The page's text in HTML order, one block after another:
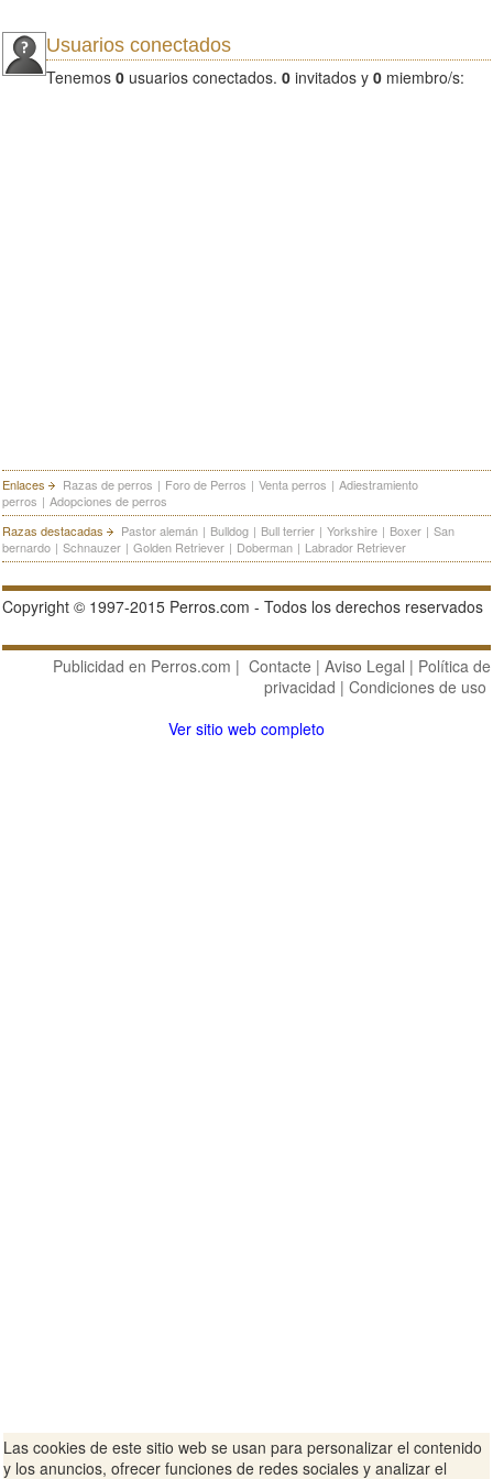
Usuarios conectados
Tenemos 0 usuarios conectados. 0 invitados y 0 miembro/s:
Enlaces Razas de perros | Foro de Perros | Venta perros | Adiestramiento
perros | Adopciones de perros
Razas destacadas
Pastor alemán | Bulldog | Bull terrier | Yorkshire | Boxer | San
bernardo | Schnauzer | Golden Retriever | Doberman | Labrador Retriever
Copyright © 1997-2015 Perros.com - Todos los derechos reservados
Publicidad en Perros.com | Contacte | Aviso Legal | Política de
privacidad | Condiciones de uso
Ver sitio web completo
Las cookies de este sitio web se usan para personalizar el contenido
y los anuncios, ofrecer funciones de redes sociales y analizar el